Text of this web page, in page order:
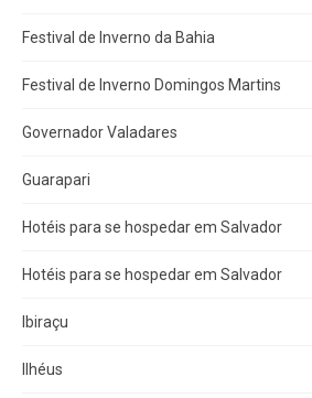
Festival de Inverno da Bahia
Festival de Inverno Domingos Martins
Governador Valadares
Guarapari
Hotéis para se hospedar em Salvador
Hotéis para se hospedar em Salvador
Ibiraçu
Ilhéus